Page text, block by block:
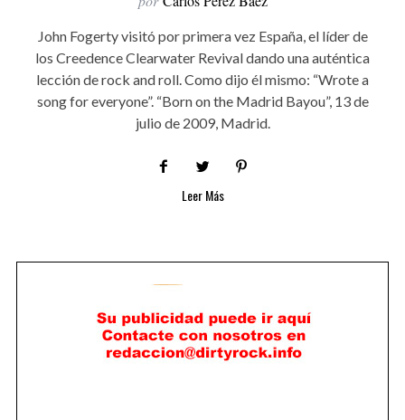
John Fogerty visitó por primera vez España, el líder de
los Creedence Clearwater Revival dando una auténtica
lección de rock and roll. Como dijo él mismo: “Wrote a
song for everyone”. “Born on the Madrid Bayou”, 13 de
julio de 2009, Madrid.
Leer Más